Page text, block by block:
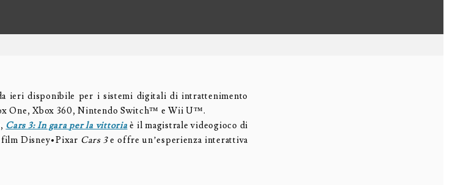
ieri disponibile per i sistemi digitali di intrattenimento
One, Xbox 360, Nintendo Switch™ e Wii U™.
Cars 3: In gara per la vittoria è il magistrale videogioco di
Disney•Pixar Cars 3e offre un’esperienza interattiva